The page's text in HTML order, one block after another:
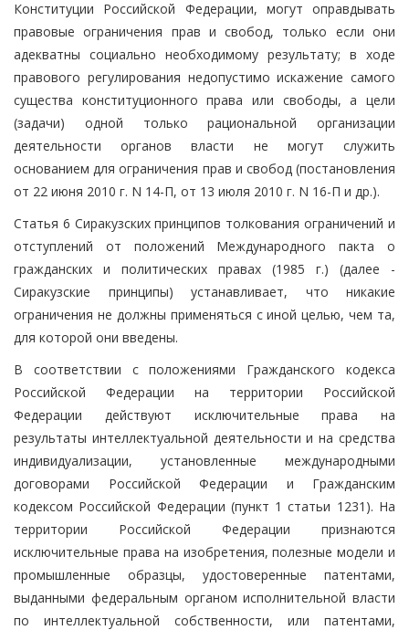
Конституции Российской Федерации, могут оправдывать
правовые ограничения прав и свобод, только если они
адекватны социально необходимому результату; в ходе
правового регулирования недопустимо искажение самого
существа конституционного права или свободы, а цели
(задачи) одной только рациональной организации
деятельности органов власти не могут служить
основанием для ограничения прав и свобод (постановления
от 22 июня 2010 г. N 14-П, от 13 июля 2010 г. N 16-П и др.).
Статья 6 Сиракузских принципов толкования ограничений и
отступлений от положений Международного пакта о
гражданских и политических правах (1985 г.) (далее -
Сиракузские принципы) устанавливает, что никакие
ограничения не должны применяться с иной целью, чем та,
для которой они введены.
В соответствии с положениями Гражданского кодекса
Российской Федерации на территории Российской
Федерации действуют исключительные права на
результаты интеллектуальной деятельности и на средства
индивидуализации, установленные международными
договорами Российской Федерации и Гражданским
кодексом Российской Федерации (пункт 1 статьи 1231). На
территории Российской Федерации признаются
исключительные права на изобретения, полезные модели и
промышленные образцы, удостоверенные патентами,
выданными федеральным органом исполнительной власти
по интеллектуальной собственности, или патентами,